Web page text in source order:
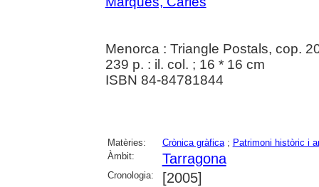
Menorca : Triangle Postals, cop.
239 p. : il. col. ; 16 * 16 cm
ISBN 84-84781844
Matèries: Crònica gràfica; Patrimoni històric i
Àmbit:
Tarragona
Cronologia: [2005]